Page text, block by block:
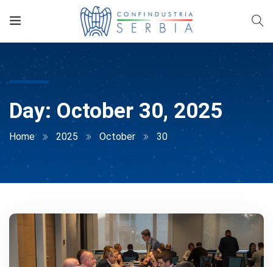
Day: October 30, 2025
Home 2025 October 30